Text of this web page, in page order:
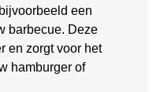
een
barbecue. Deze
en zorgt voor het
hamburger of